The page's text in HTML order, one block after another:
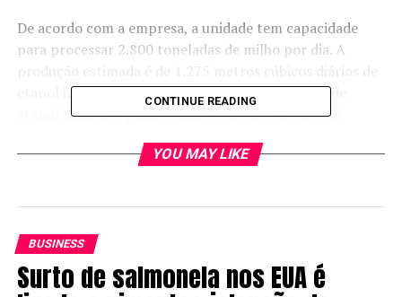
De acordo com a empresa, a unidade tem capacidade
para processar 2.800 toneladas de milho por dia. A
etanol hidratado e 1.215 metros cúbicos por dia de
etanol anidro. A planta também poderá gerar 785
alimentação animal, e 50 toneladas por dia de óleo de
agrícola relevante e presença expressiva da pecuária.
Segundo a 3tentos, a unidade também está apta a
processar sorgo em composição com o milho, o que
CONTINUE READING
YOU MAY LIKE
BUSINESS
Surto de salmonela nos EUA é